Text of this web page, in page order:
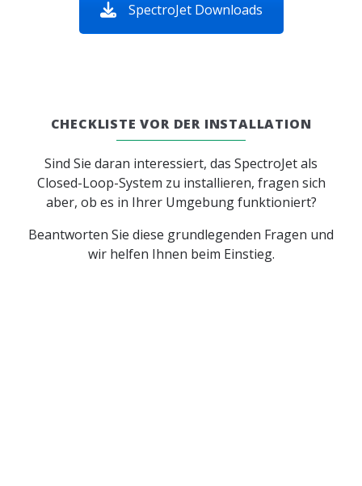
SpectroJet Downloads
CHECKLISTE VOR DER INSTALLATION
Sind Sie daran interessiert, das SpectroJet als
Closed-Loop-System zu installieren, fragen sich
aber, ob es in Ihrer Umgebung funktioniert?
Beantworten Sie diese grundlegenden Fragen und
wir helfen Ihnen beim Einstieg.